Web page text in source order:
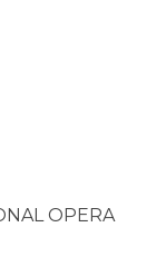
OPERA